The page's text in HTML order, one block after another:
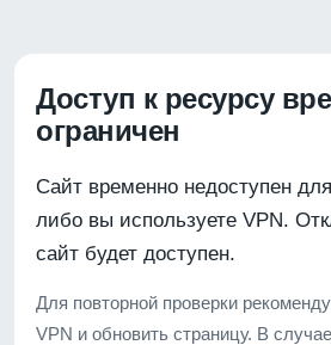
Доступ к ресурсу
ограничен
Сайт временно недоступен
либо вы используете VPN.
сайт будет доступен.
Для повторной проверки
VPN и обновить страницу. В